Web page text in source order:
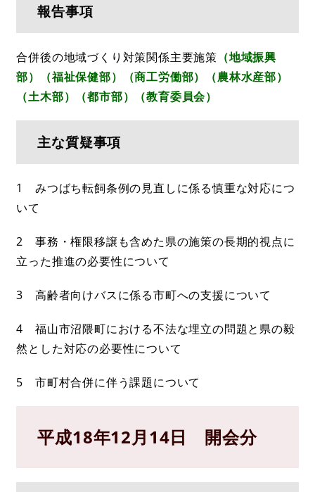
報告事項
合併後の地域づくり対策関係主要施策 （地域振興
部）（福祉保健部）（商工労働部）（農林水産部）
（土木部）（都市部）（教育委員会）
主な質疑事項
1 みつばち転飼条例の見直しに係る慎重な対応につ
いて
2 事務・権限移譲も含めた県の施策の長期的視点に
立った推進の必要性について
3 高齢者向けバスに係る市町への支援について
4 福山市沼隈町における不法な埋立の問題と県の毅
然とした対応の必要性について
5 市町村合併に伴う課題について
平成18年12月14日 開会分